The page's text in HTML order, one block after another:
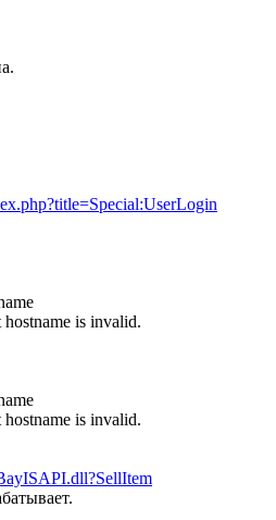
is invalid.
is invalid.